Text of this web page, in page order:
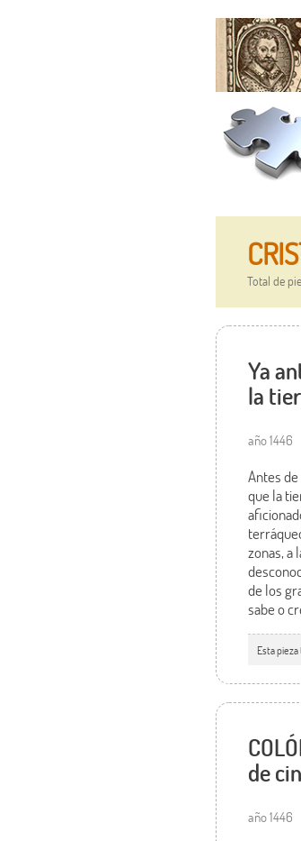
Total de
Ya
la
año 1446
Antes
que la
zonas, a
de los
sabe o
Esta pieza
de
año 1446